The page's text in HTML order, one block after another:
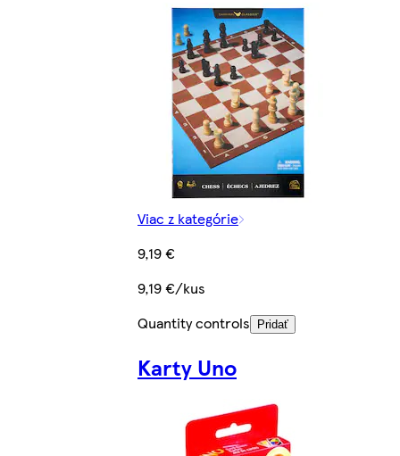
Viac z kategórie
9,19 €
9,19 €/kus
Quantity controls
Pridať
Karty Uno